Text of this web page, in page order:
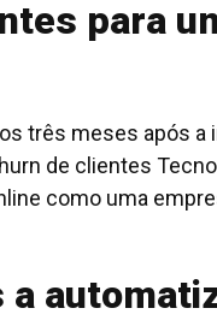
para
três meses após a
de clientes
como uma